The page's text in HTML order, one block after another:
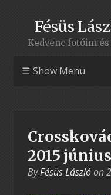
Fésüs
Kedvenc fotóim és
Show Menu
2015 június
ByFésüs Lászlóon